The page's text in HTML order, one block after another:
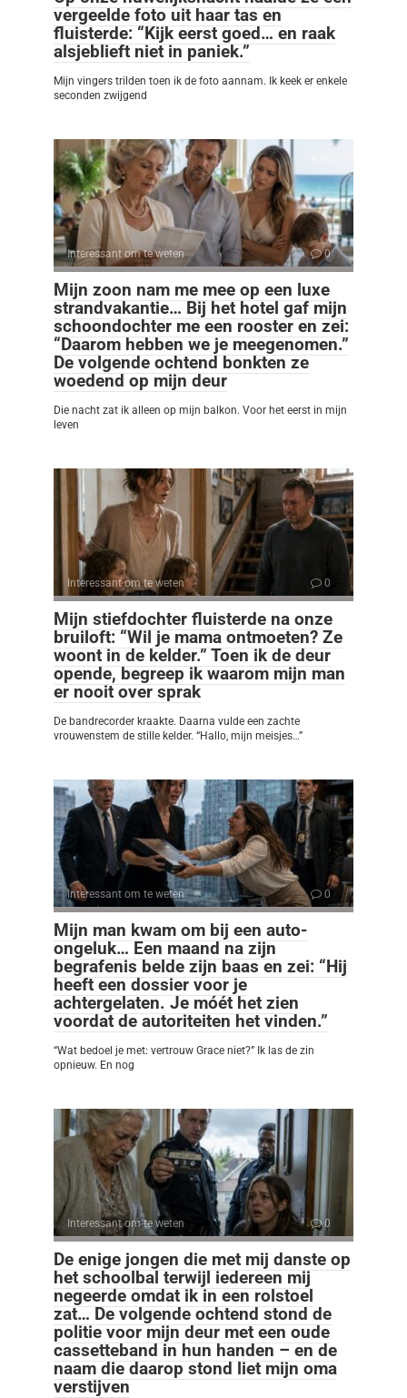
vergeelde foto uit haar tas en
fluisterde: “Kijk eerst goed… en raak
alsjeblieft niet in paniek.”
Mijn vingers trilden toen ik de foto aannam. Ik keek er enkele
seconden zwijgend
Interessant om te weten 0
Mijn zoon nam me mee op een luxe
strandvakantie… Bij het hotel gaf mijn
schoondochter me een rooster en zei:
“Daarom hebben we je meegenomen.”
De volgende ochtend bonkten ze
woedend op mijn deur
Die nacht zat ik alleen op mijn balkon. Voor het eerst in mijn
leven
Interessant om te weten 0
Mijn stiefdochter fluisterde na onze
bruiloft: “Wil je mama ontmoeten? Ze
woont in de kelder.” Toen ik de deur
opende, begreep ik waarom mijn man
er nooit over sprak
De bandrecorder kraakte. Daarna vulde een zachte
vrouwenstem de stille kelder. “Hallo, mijn meisjes…”
Interessant om te weten 0
Mijn man kwam om bij een auto-
ongeluk… Een maand na zijn
begrafenis belde zijn baas en zei: “Hij
heeft een dossier voor je
achtergelaten. Je móét het zien
voordat de autoriteiten het vinden.”
“Wat bedoel je met: vertrouw Grace niet?” Ik las de zin
opnieuw. En nog
Interessant om te weten 0
De enige jongen die met mij danste op
het schoolbal terwijl iedereen mij
negeerde omdat ik in een rolstoel
zat… De volgende ochtend stond de
politie voor mijn deur met een oude
cassetteband in hun handen – en de
naam die daarop stond liet mijn oma
verstijven